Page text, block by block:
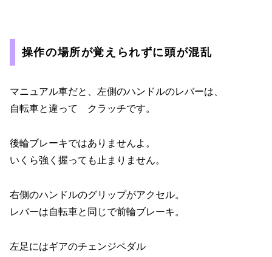
操作の場所が覚えられずに頭が混乱
マニュアル車だと、左側のハンドルのレバーは、
自転車と違って クラッチです。
後輪ブレーキではありませんよ。
いくら強く握っても止まりません。
右側のハンドルのグリップがアクセル。
レバーは自転車と同じで前輪ブレーキ。
左足にはギアのチェンジペダル